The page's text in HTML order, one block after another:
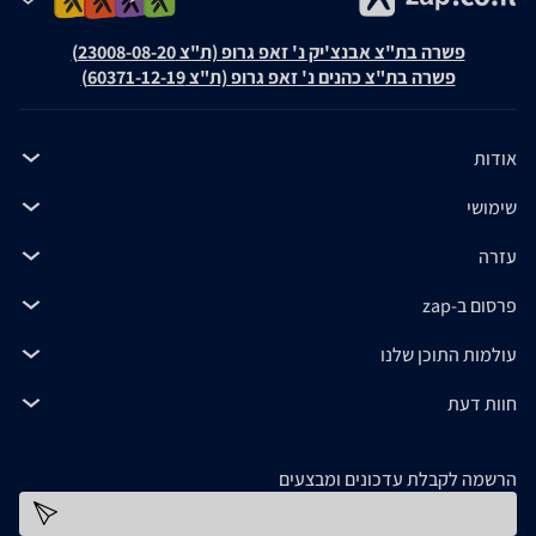
פשרה בת"צ אבנצ'יק נ' זאפ גרופ (ת"צ 23008-08-20)
פשרה בת"צ כהנים נ' זאפ גרופ (ת"צ 60371-12-19)
אודות
שימושי
עזרה
פרסום ב-zap
עולמות התוכן שלנו
חוות דעת
הרשמה לקבלת עדכונים ומבצעים